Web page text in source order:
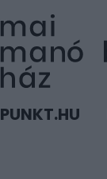
PUNKT.HU